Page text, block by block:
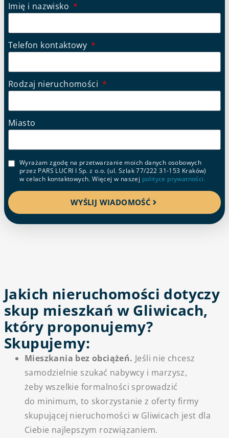
Imię i nazwisko
Telefon kontaktowy
Rodzaj nieruchomości
Miasto
Wyrażam zgodę na przetwarzanie moich danych osobowych
przez PARS LUCRI I Sp. z o.o. (ul. Szlak 77/222 31-153 Kraków)
w celach kontaktowych. Więcej w naszej polityce prywatności.
WYŚLIJ WIADOMOŚĆ
Jakich nieruchomości dotyczy
skup mieszkań w Gliwicach,
który proponujemy?
Skupujemy:
Mieszkania bez obciążeń. Jeśli nie chcesz
samodzielnie szukać nabywcy i marzysz,
żeby wszelkie formalności sprowadzić
do minimum, to skorzystanie z oferty firmy
skupującej nieruchomości w Gliwicach jest dla
Ciebie najlepszym rozwiązaniem.